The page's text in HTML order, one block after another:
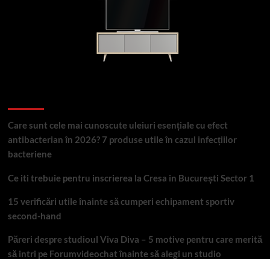
Care sunt cele mai cunoscute uleiuri esențiale cu efect
antibacterian în 2026? 7 produse utile în cazul infecțiilor
bacteriene
Ce iti trebuie pentru inscrierea la Cresa in București Sector 1
15 verificări utile înainte să cumperi echipament sportiv
second-hand
Păreri despre studioul Viva Diva – 5 motive pentru care merită
să intri pe Forumvideochat înainte să alegi un studio